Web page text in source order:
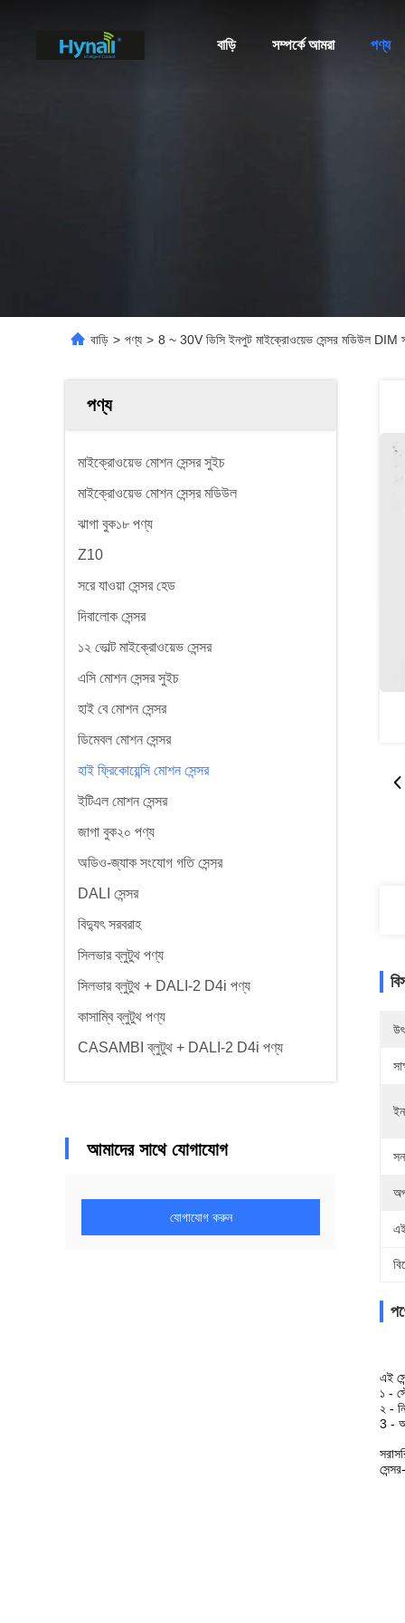
বাড়ি সম্পর্কে আমরা পণ্য
বাড়ি > পণ্য > 8 ~ 30V ডিসি ইনপুট মাইক্রোওয়েভ সেন্সর মডিউল DIM
পণ্য
মাইক্রোওয়েভ মোশন সেন্সর সুইচ
মাইক্রোওয়েভ মোশন সেন্সর মডিউল
ঝাগা বুক১৮ পণ্য
Z10
সরে যাওয়া সেন্সর হেড
দিবালোক সেন্সর
১২ ভোল্ট মাইক্রোওয়েভ সেন্সর
এসি মোশন সেন্সর সুইচ
হাই বে মোশন সেন্সর
ডিমেবল মোশন সেন্সর
হাই ফ্রিকোয়েন্সি মোশন সেন্সর
ইটিএল মোশন সেন্সর
জাগা বুক২০ পণ্য
অডিও-জ্যাক সংযোগ গতি সেন্সর
DALI সেন্সর
বিদ্যুৎ সরবরাহ
সিলভার ব্লুটুথ পণ্য
সিলভার ব্লুটুথ + DALI-2 D4i পণ্য
কাসাম্বি ব্লুটুথ পণ্য
CASAMBI ব্লুটুথ + DALI-2 D4i পণ্য
আমাদের সাথে যোগাযোগ
যোগাযোগ করুন
এই
১ -
২ -
3 - অ-